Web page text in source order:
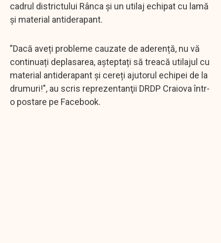
cadrul districtului Rânca și un utilaj echipat cu lamă
și material antiderapant.
”Dacă aveți probleme cauzate de aderență, nu vă
continuați deplasarea, așteptați să treacă utilajul cu
material antiderapant și cereți ajutorul echipei de la
drumuri!", au scris reprezentanţii DRDP Craiova într-
o postare pe Facebook.